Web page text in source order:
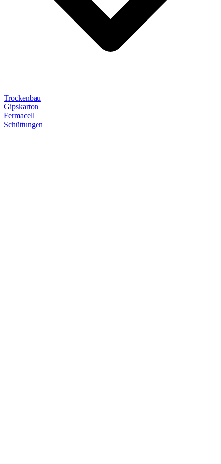
Trockenbau
Gipskarton
Fermacell
Schüttungen